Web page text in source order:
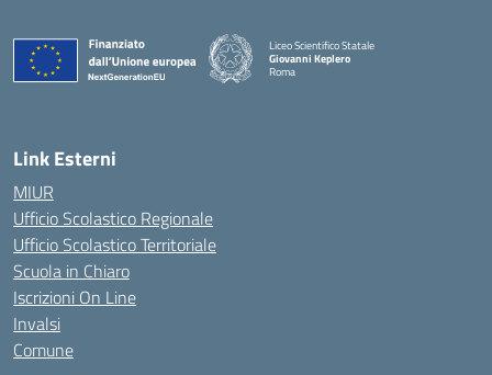
Liceo Scientifico Statale
Giovanni Keplero
Roma
Link Esterni
MIUR
Ufficio Scolastico Regionale
Ufficio Scolastico Territoriale
Scuola in Chiaro
Iscrizioni On Line
Invalsi
Comune